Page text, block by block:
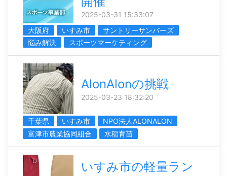
2025-03-31 15:33:07
大阪府
いすみ市
サントリーサンバーズ
悩み解決
スポーツマーケティング
AlonAlonの挑戦
2025-03-23 18:32:20
千葉県 いすみ市
NPO法人ALONALON
富津市農業協同組合
水稲育苗
いすみ市の軽量ラン